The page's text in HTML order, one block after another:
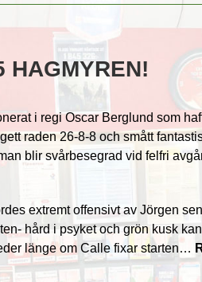
i regi Oscar Berglund som
raden 26-8-8 och smått
blir svårbesegrad vid felfri
extremt offensivt av Jörgen
hård i psyket och grön kusk
länge om Calle fixar starten…